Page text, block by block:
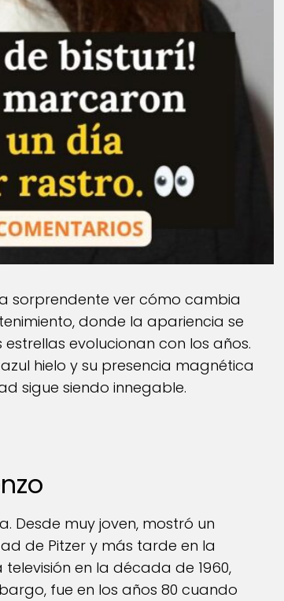
sorprendente ver cómo cambia
donde la apariencia se
evolucionan con los años.
hielo y su presencia magnética
sigue siendo innegable.
Desde muy joven, mostró un
de Pitzer y más tarde en la
en la década de 1960,
fue en los años 80 cuando